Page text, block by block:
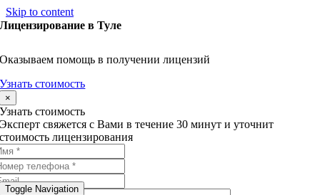
Skip to content
Toggle Navigation
Лицензирование в Туле
Оказываем помощь в получении лицензий
Узнать стоимость
×
Узнать стоимость
Эксперт свяжется с Вами в течение 30 минут и уточнит
стоимость лицензирования